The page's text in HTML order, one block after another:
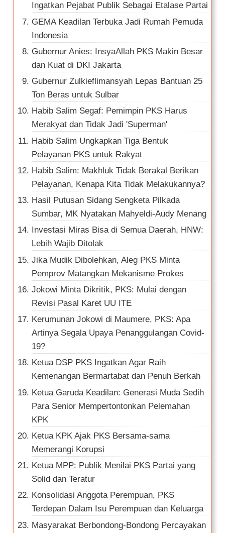
Ingatkan Pejabat Publik Sebagai Etalase Partai
GEMA Keadilan Terbuka Jadi Rumah Pemuda
Indonesia
Gubernur Anies: InsyaAllah PKS Makin Besar
dan Kuat di DKI Jakarta
Gubernur Zulkieflimansyah Lepas Bantuan 25
Ton Beras untuk Sulbar
Habib Salim Segaf: Pemimpin PKS Harus
Merakyat dan Tidak Jadi 'Superman'
Habib Salim Ungkapkan Tiga Bentuk
Pelayanan PKS untuk Rakyat
Habib Salim: Makhluk Tidak Berakal Berikan
Pelayanan, Kenapa Kita Tidak Melakukannya?
Hasil Putusan Sidang Sengketa Pilkada
Sumbar, MK Nyatakan Mahyeldi-Audy Menang
Investasi Miras Bisa di Semua Daerah, HNW:
Lebih Wajib Ditolak
Jika Mudik Dibolehkan, Aleg PKS Minta
Pemprov Matangkan Mekanisme Prokes
Jokowi Minta Dikritik, PKS: Mulai dengan
Revisi Pasal Karet UU ITE
Kerumunan Jokowi di Maumere, PKS: Apa
Artinya Segala Upaya Penanggulangan Covid-
19?
Ketua DSP PKS Ingatkan Agar Raih
Kemenangan Bermartabat dan Penuh Berkah
Ketua Garuda Keadilan: Generasi Muda Sedih
Para Senior Mempertontonkan Pelemahan
KPK
Ketua KPK Ajak PKS Bersama-sama
Memerangi Korupsi
Ketua MPP: Publik Menilai PKS Partai yang
Solid dan Teratur
Konsolidasi Anggota Perempuan, PKS
Terdepan Dalam Isu Perempuan dan Keluarga
Masyarakat Berbondong-Bondong Percayakan